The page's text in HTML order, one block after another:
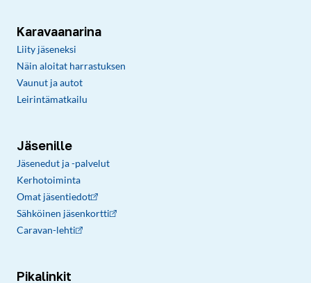
Karavaanarina
Liity jäseneksi
Näin aloitat harrastuksen
Vaunut ja autot
Leirintämatkailu
Jäsenille
Jäsenedut ja -palvelut
Kerhotoiminta
Omat jäsentiedot
Sähköinen jäsenkortti
Caravan-lehti
Pikalinkit